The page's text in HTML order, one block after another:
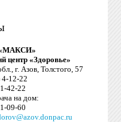
центр «Здоровье»
г. Азов, Толстого, 57
12-22
42-22
на дом:
09-60